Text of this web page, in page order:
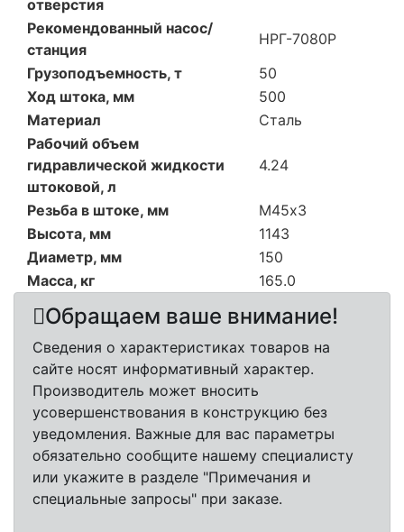
отверстия
Рекомендованный насос/
станция
НРГ-7080Р
Грузоподъемность, т
50
Ход штока, мм
500
Материал
Сталь
Рабочий объем
гидравлической жидкости
штоковой, л
4.24
Резьба в штоке, мм
М45х3
Высота, мм
1143
Диаметр, мм
150
Масса, кг
165.0
Обращаем ваше внимание!
Сведения о характеристиках товаров на
сайте носят информативный характер.
Производитель может вносить
усовершенствования в конструкцию без
уведомления. Важные для вас параметры
обязательно сообщите нашему специалисту
или укажите в разделе "Примечания и
специальные запросы" при заказе.